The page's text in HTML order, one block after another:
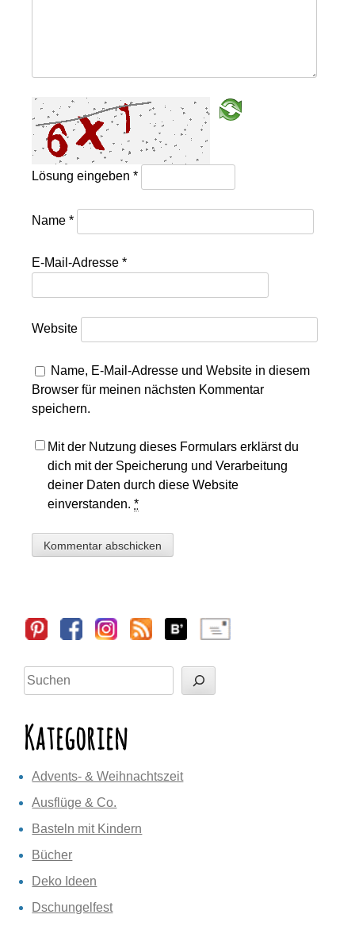
Lösung eingeben*
Name*
E-Mail-Adresse*
Website
Name, E-Mail-Adresse und Website in diesem
Browser für meinen nächsten Kommentar
speichern.
Mit der Nutzung dieses Formulars erklärst du
dich mit der Speicherung und Verarbeitung
deiner Daten durch diese Website
einverstanden.*
Sidebar
Suchen
Kategorien
Advents- & Weihnachtszeit
Ausflüge & Co.
Basteln mit Kindern
Bücher
Deko Ideen
Dschungelfest